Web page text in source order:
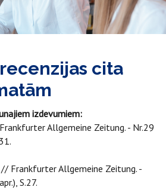
cita
izdevumiem:
Allgemeine Zeitung. - Nr.29
// Frankfurter Allgemeine Zeitung. -
S.27.